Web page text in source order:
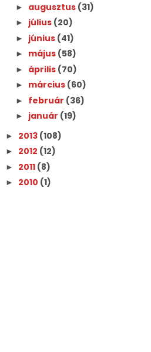
► augusztus (31)
► július (20)
► június (41)
► május (58)
► április (70)
► március (60)
► február (36)
► január (19)
► 2013 (108)
► 2012 (12)
► 2011 (8)
► 2010 (1)